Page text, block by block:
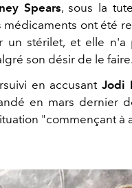
Spears, sous la
médicaments ont été
un stérilet, et elle
son désir de le faire.
en accusant Jodi
en mars dernier
"commençant à